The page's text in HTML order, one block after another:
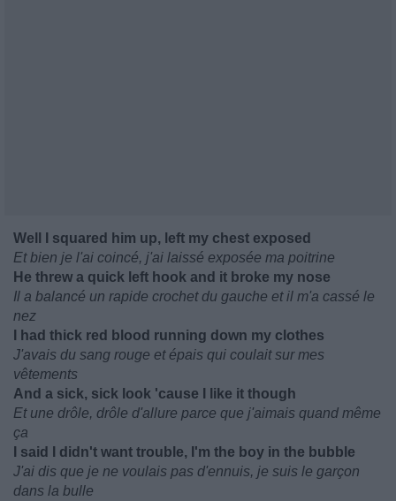
Well I squared him up, left my chest exposed
Et bien je l'ai coincé, j'ai laissé exposée ma poitrine
He threw a quick left hook and it broke my nose
Il a balancé un rapide crochet du gauche et il m'a cassé le
nez
I had thick red blood running down my clothes
J'avais du sang rouge et épais qui coulait sur mes
vêtements
And a sick, sick look 'cause I like it though
Et une drôle, drôle d'allure parce que j'aimais quand même
ça
I said I didn't want trouble, I'm the boy in the bubble
J'ai dis que je ne voulais pas d'ennuis, je suis le garçon
dans la bulle